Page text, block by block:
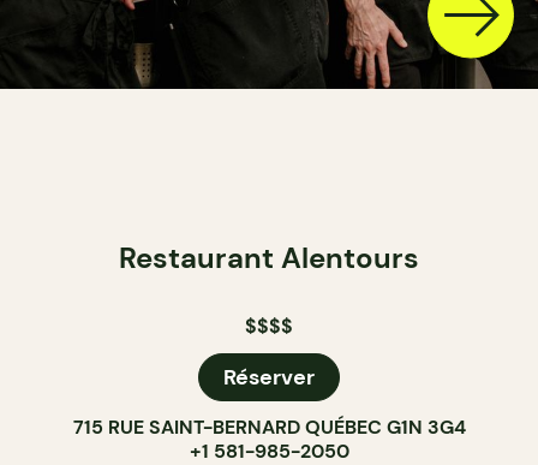
Restaurant Alentours
$$$$
Réserver
715 RUE SAINT-BERNARD QUÉBEC G1N 3G4
+1 581-985-2050